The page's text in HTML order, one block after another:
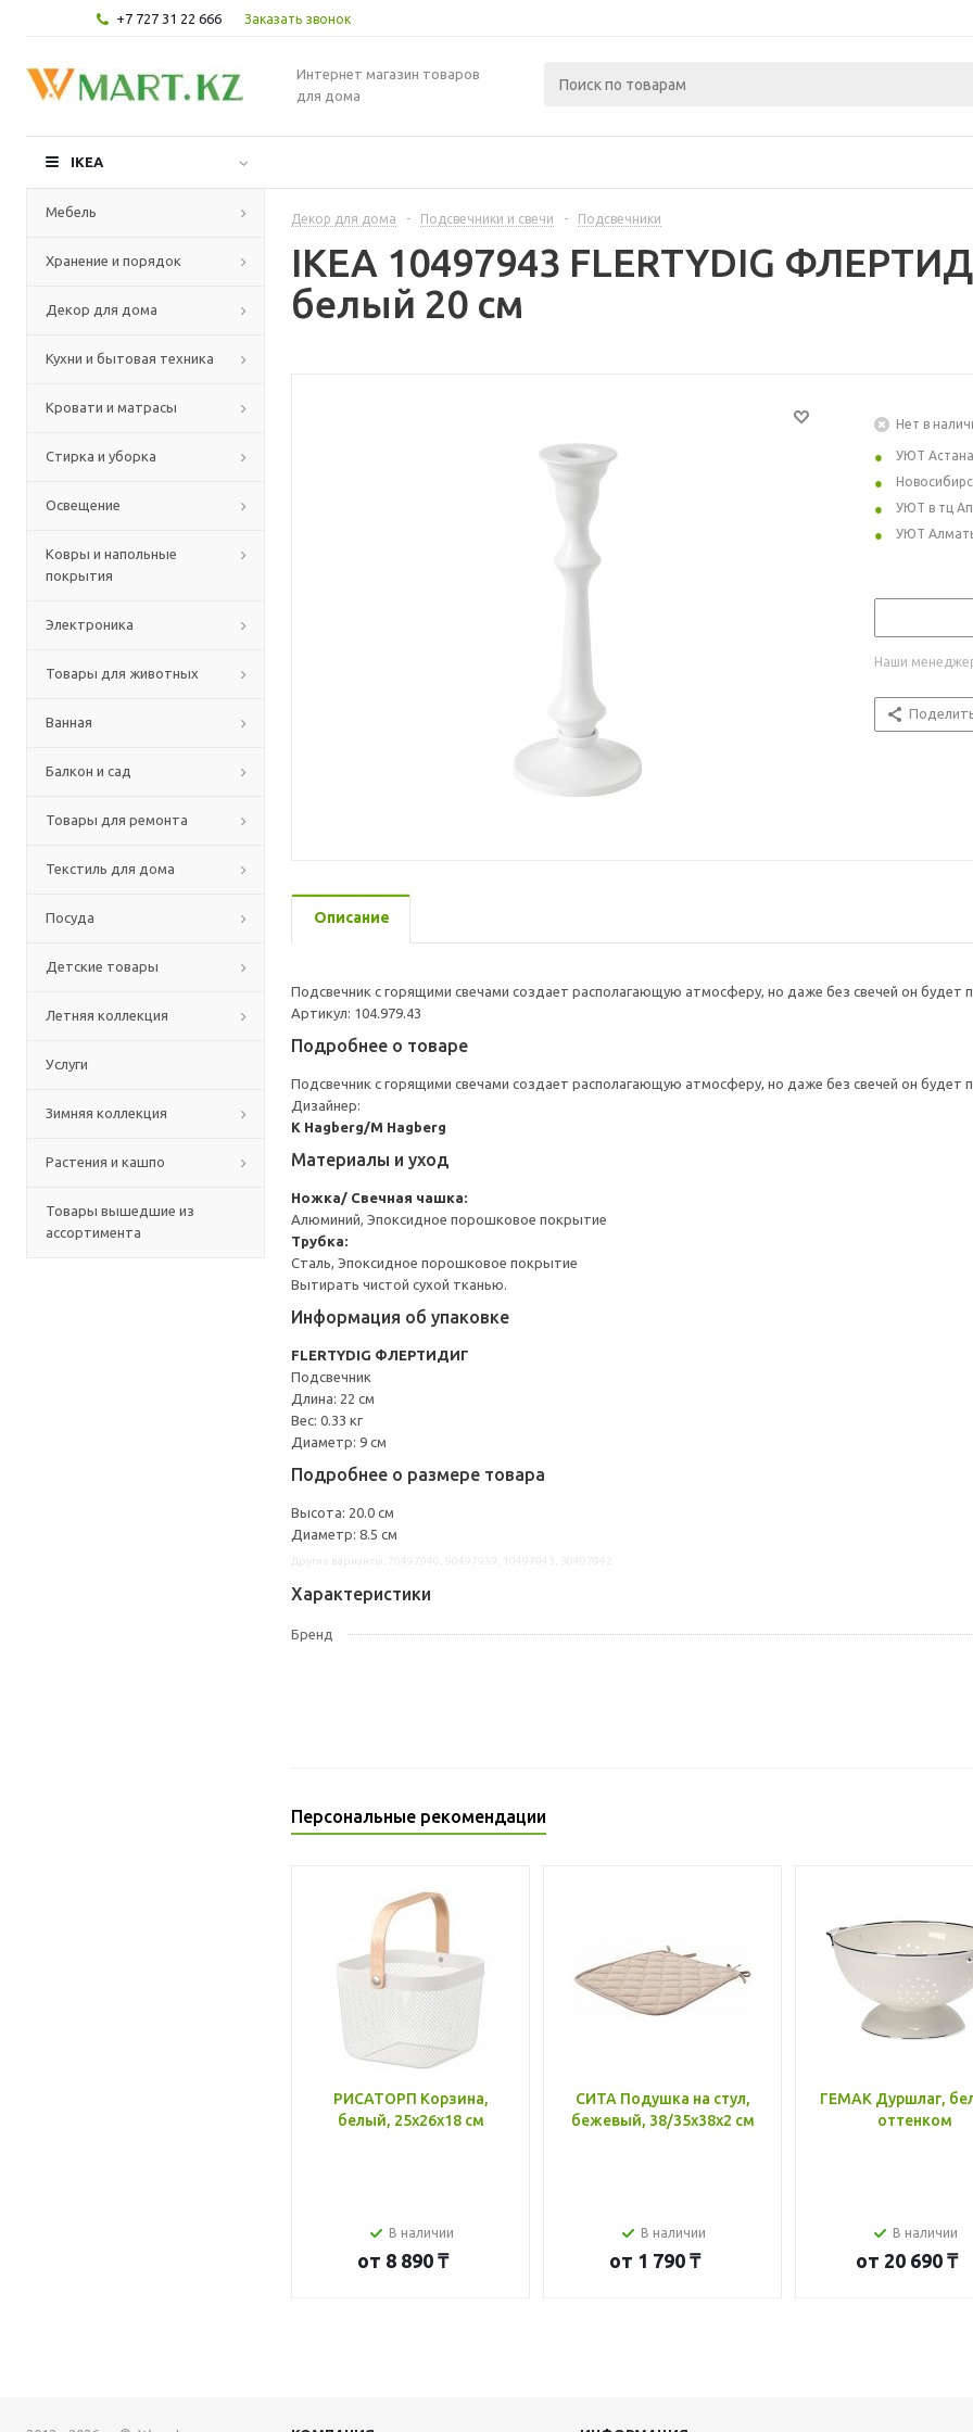
+7 727 31 22 666 Заказать звонок
Интернет магазин товаров
для дома
IKEA
Мебель
Хранение и порядок
Декор для дома
Кухни и бытовая техника
Кровати и матрасы
Стирка и уборка
Освещение
Ковры и напольные
покрытия
Электроника
Товары для животных
Ванная
Балкон и сад
Товары для ремонта
Текстиль для дома
Посуда
Детские товары
Летняя коллекция
Услуги
Зимняя коллекция
Растения и кашпо
Товары вышедшие из
ассортимента
Декор для дома - Подсвечники и свечи - Подсвечники
IKEA 10497943 FLERTYDIG
белый 20 см
Нет в
УЮТ Астана
УЮТ в тц
УЮТ
Наши
Описание
Подсвечник с горящими свечами создает располагающую атмосферу, но даже без свечей он будет
Артикул: 104.979.43
Подробнее о товаре
Подсвечник с горящими свечами создает располагающую атмосферу, но даже без свечей он будет
Дизайнер:
K Hagberg/M Hagberg
Материалы и уход
Ножка/ Свечная чашка:
Алюминий, Эпоксидное порошковое покрытие
Трубка:
Сталь, Эпоксидное порошковое покрытие
Вытирать чистой сухой тканью.
Информация об упаковке
FLERTYDIG ФЛЕРТИДИГ
Подсвечник
Длина: 22 см
Вес: 0.33 кг
Диаметр: 9 см
Подробнее о размере товара
Высота: 20.0 см
Диаметр: 8.5 см
Характеристики
Бренд
Персональные рекомендации
РИСАТОРП Корзина,
белый, 25x26x18 см
В наличии
от 8 890 ₸
СИТА Подушка на стул,
бежевый, 38/35x38x2 см
В наличии
от 1 790 ₸
ГЕМАК Дуршлаг,
оттенком
В наличии
от 20 690 ₸